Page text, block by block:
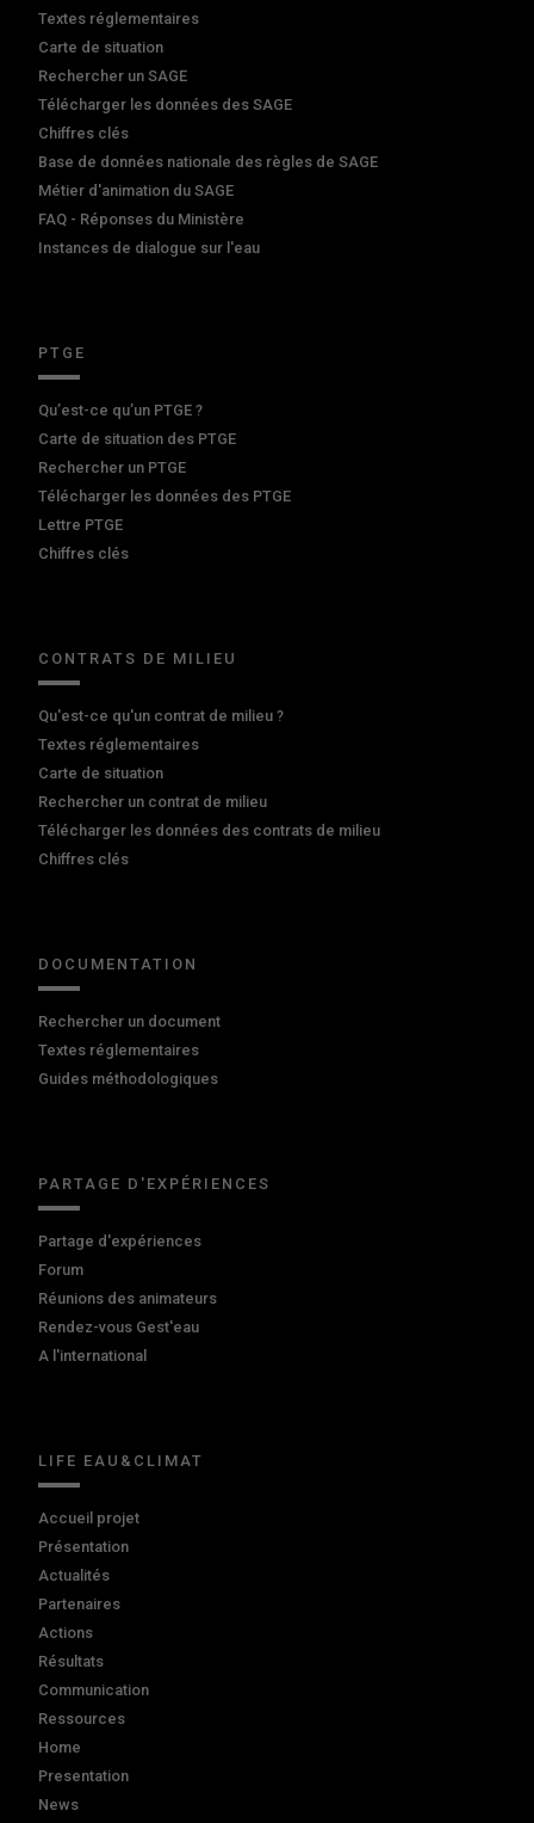
Textes réglementaires
Carte de situation
Rechercher un SAGE
Télécharger les données des SAGE
Chiffres clés
Base de données nationale des règles de SAGE
Métier d'animation du SAGE
FAQ - Réponses du Ministère
Instances de dialogue sur l'eau
PTGE
Qu’est-ce qu’un PTGE ?
Carte de situation des PTGE
Rechercher un PTGE
Télécharger les données des PTGE
Lettre PTGE
Chiffres clés
CONTRATS DE MILIEU
Qu'est-ce qu'un contrat de milieu ?
Textes réglementaires
Carte de situation
Rechercher un contrat de milieu
Télécharger les données des contrats de milieu
Chiffres clés
DOCUMENTATION
Rechercher un document
Textes réglementaires
Guides méthodologiques
PARTAGE D'EXPÉRIENCES
Partage d'expériences
Forum
Réunions des animateurs
Rendez-vous Gest'eau
A l'international
LIFE EAU&CLIMAT
Accueil projet
Présentation
Actualités
Partenaires
Actions
Résultats
Communication
Ressources
Home
Presentation
News